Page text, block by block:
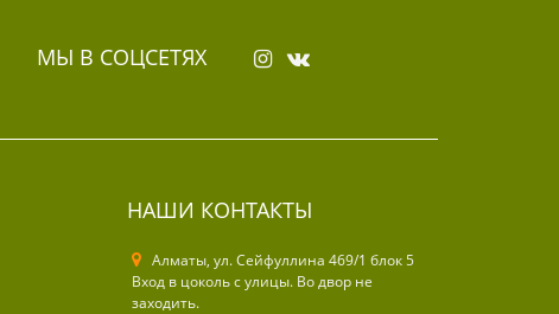
МЫ В СОЦСЕТЯХ
НАШИ КОНТАКТЫ
Алматы, ул. Cейфуллина 469/1 блок 5
Вход в цоколь с улицы. Во двор не
заходить.